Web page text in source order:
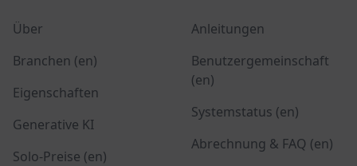
Über
Branchen (en)
Eigenschaften
Generative KI
Solo-Preise (en)
Anleitungen
Benutzergemeinschaft
(en)
Systemstatus (en)
Abrechnung & FAQ (en)